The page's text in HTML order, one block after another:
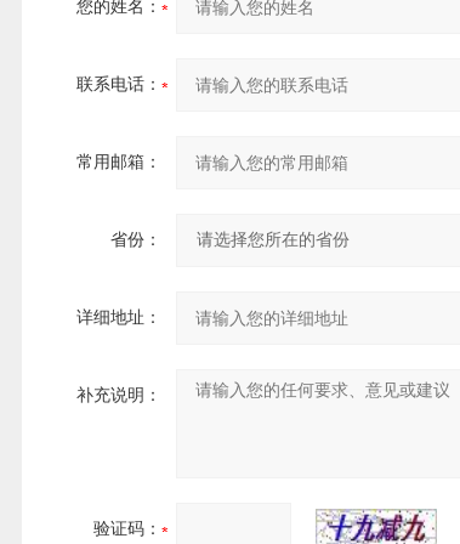
您的姓名：
联系电话：
常用邮箱：
省份：
详细地址：
补充说明：
验证码：